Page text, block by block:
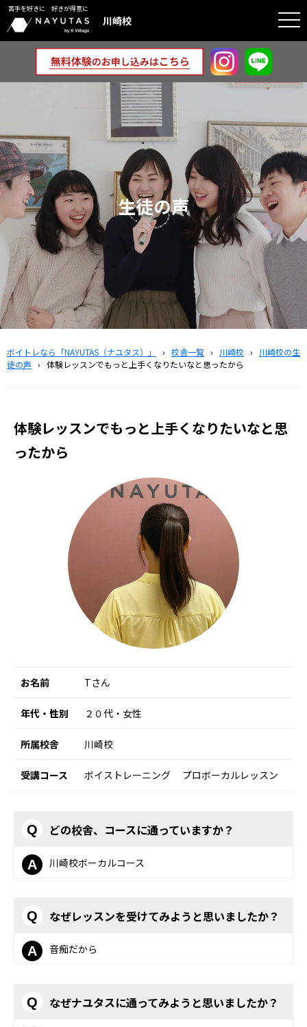
苦手を好きに 好きが得意に
川崎校
生徒の声
ボイトレなら「NAYUTAS（ナユタス）」 › 校舎一覧 › 川崎校 ›
川崎校の生
徒の声 › 体験レッスンでもっと上手くなりたいなと思ったから
体験レッスンでもっと上手くなりたいなと思
ったから
お名前 Tさん
年代・性別 ２０代・女性
所属校舎 川崎校
受講コース ボイストレーニング プロボーカルレッスン
Q どの校舎、コースに通っていますか？
A 川崎校ボーカルコース
Q なぜレッスンを受けてみようと思いましたか？
A 音痴だから
Q なぜナユタスに通ってみようと思いましたか？